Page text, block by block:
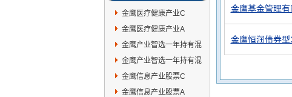
金鹰医疗健康产业C
金鹰医疗健康产业A
金鹰产业智选一年持有混
合A
金鹰产业智选一年持有混
合C
金鹰信息产业股票C
金鹰信息产业股票A
金鹰基金管理
金鹰恒润债券